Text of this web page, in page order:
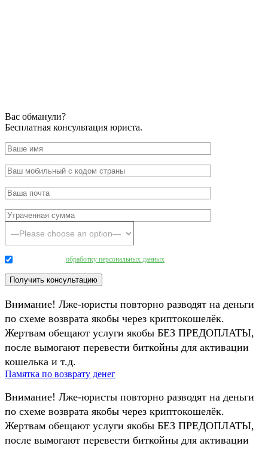
Вас обманули?
Бесплатная консультация юриста.
обработку персональных данных
Внимание! Лже-юристы повторно разводят на деньги
по схеме возврата якобы через криптокошелёк.
Жертвам обещают услуги якобы БЕЗ ПРЕДОПЛАТЫ,
после вымогают перевести биткойны для активации
кошелька и т.д.
Памятка по возврату денег
Внимание! Лже-юристы повторно разводят на деньги
по схеме возврата якобы через криптокошелёк.
Жертвам обещают услуги якобы БЕЗ ПРЕДОПЛАТЫ,
после вымогают перевести биткойны для активации